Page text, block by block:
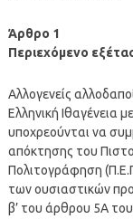
Άρθρο 1
Περιεχόμενο
Αλλογενείς
Ελληνική Ιθαγένεια
υποχρεούνται να
απόκτησης του
Πολιτογράφηση
των ουσιαστικών
β’ του άρθρου 5Α του